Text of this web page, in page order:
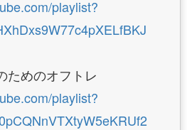
playlist?
ためのオフトレ
playlist?